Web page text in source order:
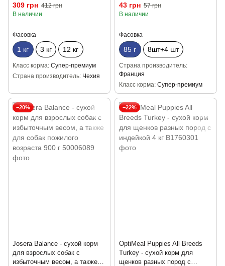
309 грн 412 грн
В наличии
Фасовка
1 кг 3 кг 12 кг
Класс корма Супер-премиум
Страна производитель Чехия
43 грн 57 грн
В наличии
Фасовка
85 г 8шт+4 шт
Страна производитель
Франция
Класс корма Супер-премиум
−20%
Josera Balance - сухой корм
для взрослых собак с
избыточным весом, а также
−22%
OptiMeal Puppies All Breeds
Turkey - сухой корм для
щенков разных пород с